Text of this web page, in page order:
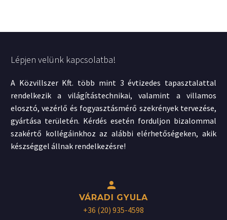
Lépjen velünk kapcsolatba!
A Közvillszer Kft. több mint 3 évtizedes tapasztalattal
rendelkezik a világítástechnikai, valamint a villamos
elosztó, vezérlő és fogyasztásmérő szekrények tervezése,
gyártása területén. Kérdés esetén forduljon bizalommal
szakértő kollégáinkhoz az alábbi elérhetőségeken, akik
készséggel állnak rendelkezésre!


VÁRADI GYULA
+36 (20) 935-4598